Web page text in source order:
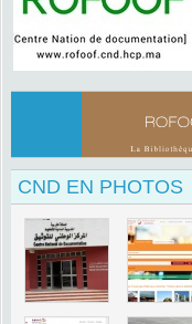
CND EN PHOTOS